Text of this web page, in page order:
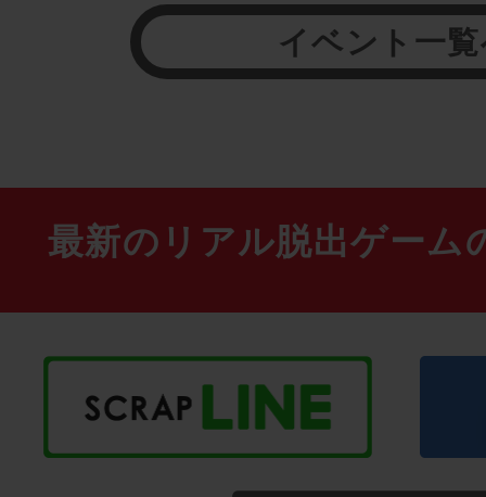
イベント一
最新のリアル脱出ゲーム